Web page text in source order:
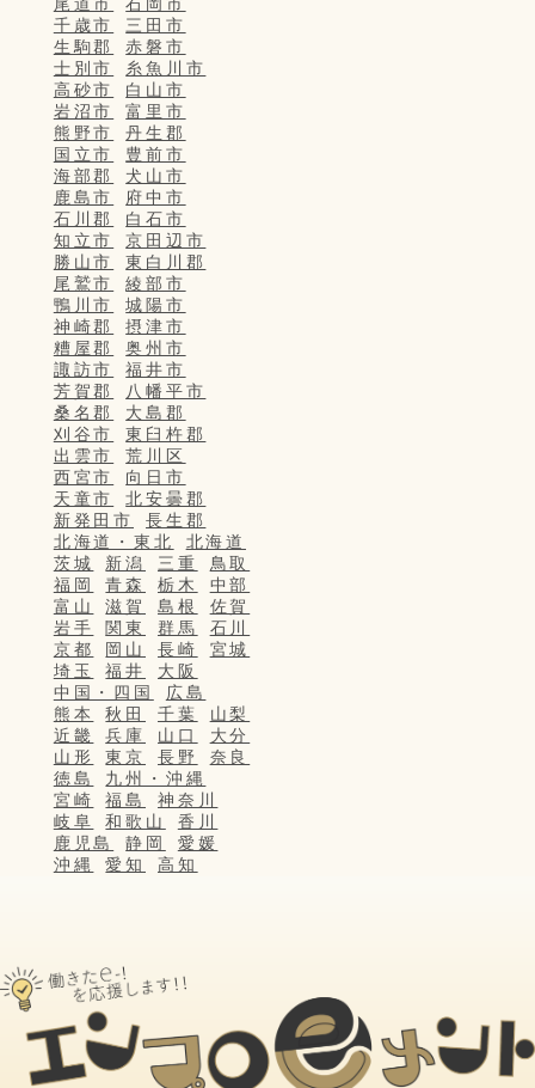
千歳市
三田市
生駒郡
赤磐市
士別市
糸魚川市
高砂市
白山市
岩沼市
富里市
熊野市
丹生郡
国立市
豊前市
海部郡
犬山市
鹿島市
府中市
石川郡
白石市
知立市
京田辺市
勝山市
東白川郡
尾鷲市
綾部市
鴨川市
城陽市
神崎郡
摂津市
糟屋郡
奥州市
諏訪市
福井市
芳賀郡
八幡平市
桑名郡
大島郡
刈谷市
東臼杵郡
出雲市
荒川区
西宮市
向日市
天童市
北安曇郡
新発田市
長生郡
北海道・東北
北海道
茨城
新潟 三重
鳥取
福岡
青森 栃木
中部
富山
滋賀 島根
佐賀
岩手
関東 群馬
石川
京都
岡山 長崎
宮城
埼玉
福井
大阪
中国・四国
広島
熊本
秋田 千葉
山梨
近畿
兵庫 山口
大分
山形
東京 長野
奈良
徳島
九州・沖縄
宮崎
福島
神奈川
岐阜
和歌山
香川
鹿児島
静岡
愛媛
沖縄
愛知 高知